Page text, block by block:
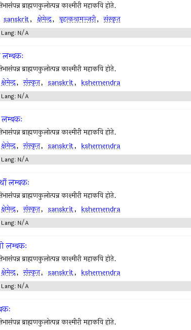
ब्राह्मणकुलोत्पन्न काश्मीरी महाकवि होते.
sanskrit, क्षेमेन्द्र, बृहत्कथामञ्जरी, संस्कृत
Lang: N/A
लम्बकः
ब्राह्मणकुलोत्पन्न काश्मीरी महाकवि होते.
क्षेमेन्द्र, संस्कृत, sanskrit, kshemendra
Lang: N/A
ब्राह्मणकुलोत्पन्न काश्मीरी महाकवि होते.
क्षेमेन्द्र, संस्कृत, sanskrit, kshemendra
Lang: N/A
लम्बकः
ब्राह्मणकुलोत्पन्न काश्मीरी महाकवि होते.
क्षेमेन्द्र, संस्कृत, sanskrit, kshemendra
Lang: N/A
लम्बकः
ब्राह्मणकुलोत्पन्न काश्मीरी महाकवि होते.
क्षेमेन्द्र, संस्कृत, sanskrit, kshemendra
Lang: N/A
ब्राह्मणकुलोत्पन्न काश्मीरी महाकवि होते.